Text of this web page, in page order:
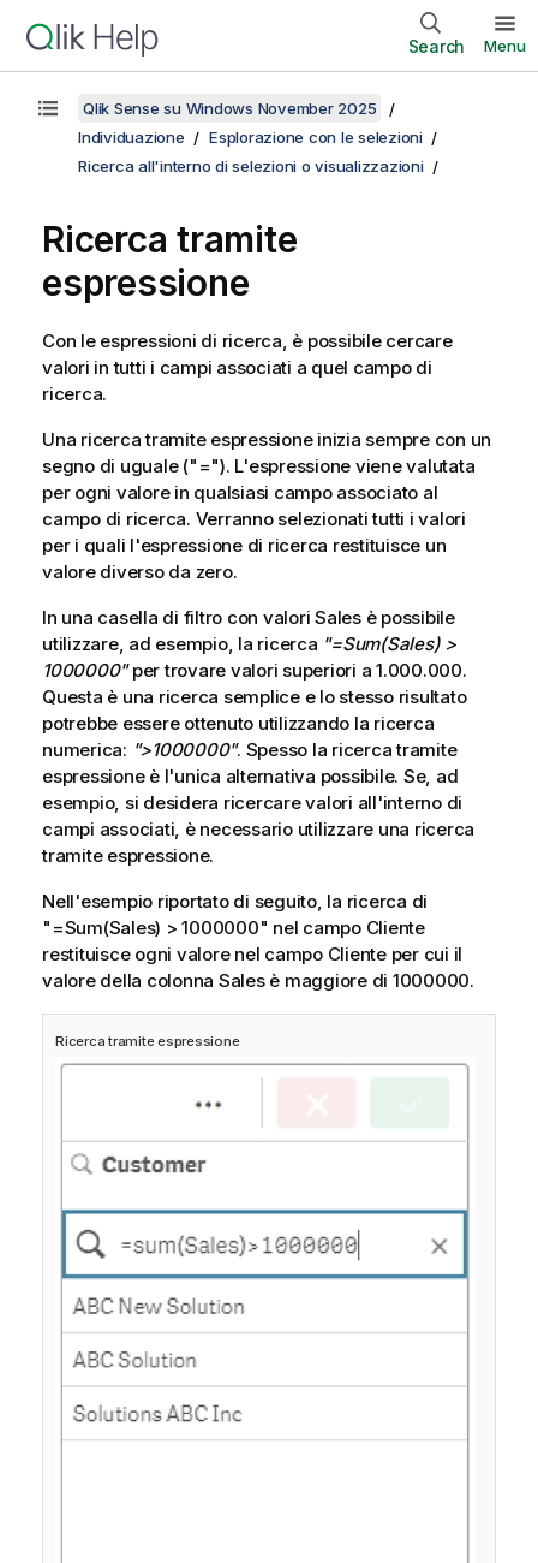
Search Menu
Qlik Sense su Windows November 2025
Individuazione
Esplorazione con le selezioni
Ricerca all'interno di selezioni o visualizzazioni
Ricerca tramite
espressione
Con le espressioni di ricerca, è possibile cercare
valori in tutti i campi associati a quel campo di
ricerca.
Una ricerca tramite espressione inizia sempre con un
segno di uguale ("="). L'espressione viene valutata
per ogni valore in qualsiasi campo associato al
campo di ricerca. Verranno selezionati tutti i valori
per i quali l'espressione di ricerca restituisce un
valore diverso da zero.
In una casella di filtro con valori Salesè possibile
utilizzare, ad esempio, la ricerca "=Sum(Sales) >
1000000"per trovare valori superiori a 1.000.000.
Questa è una ricerca semplice e lo stesso risultato
potrebbe essere ottenuto utilizzando la ricerca
numerica: ">1000000". Spesso la ricerca tramite
espressione è l'unica alternativa possibile. Se, ad
esempio, si desidera ricercare valori all'interno di
campi associati, è necessario utilizzare una ricerca
tramite espressione.
Nell'esempio riportato di seguito, la ricerca di
"=Sum(Sales) > 1000000" nel campo Cliente
restituisce ogni valore nel campo Cliente per cui il
valore della colonna Salesè maggiore di 1000000.
Ricerca tramite espressione